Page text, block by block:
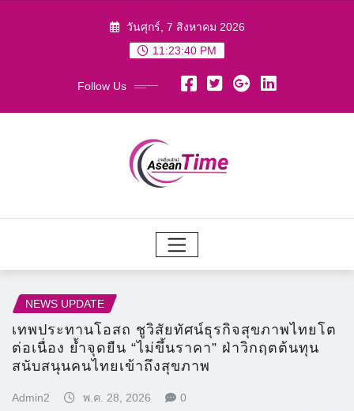
วันศุกร์, 7 สิงหาคม 2026
11:23:41 PM
Follow Us
NEWS UPDATE
เทพประทานโอสถ ชูวิสัยทัศน์ธุรกิจสุขภาพไทยโต
ต่อเนื่อง ย้ำจุดยืน “ไม่ขึ้นราคา” ฝ่าวิกฤตต้นทุน
สนับสนุนคนไทยเข้าถึงสุขภาพ
Admin2 พ.ค. 28, 2026 0